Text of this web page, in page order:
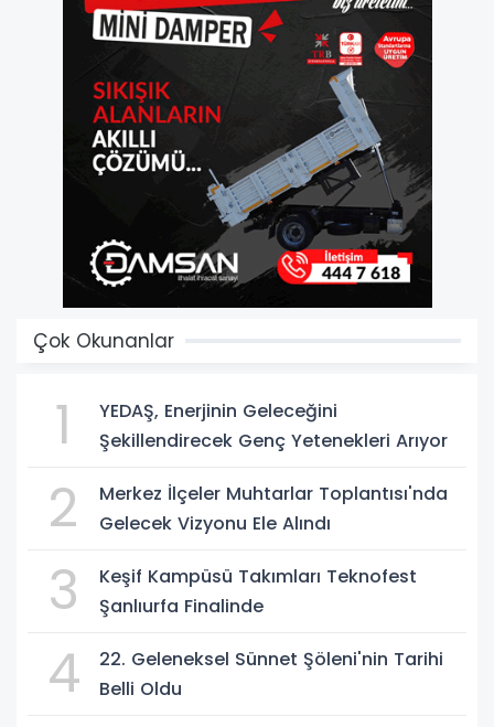
Çok Okunanlar
1
YEDAŞ, Enerjinin Geleceğini
Şekillendirecek Genç Yetenekleri Arıyor
2
Merkez İlçeler Muhtarlar Toplantısı'nda
Gelecek Vizyonu Ele Alındı
3
Keşif Kampüsü Takımları Teknofest
Şanlıurfa Finalinde
4
22. Geleneksel Sünnet Şöleni'nin Tarihi
Belli Oldu